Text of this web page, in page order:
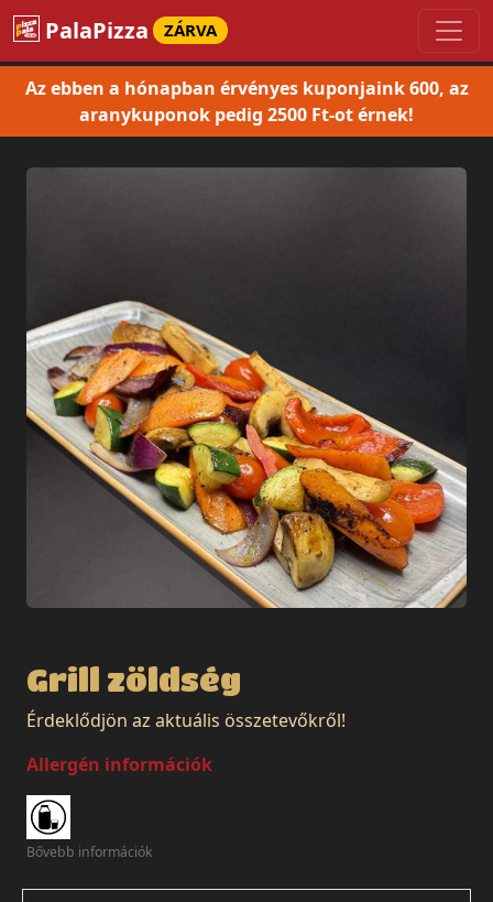
PalaPizza ZÁRVA
Az ebben a hónapban érvényes kuponjaink 600, az
aranykuponok pedig 2500 Ft-ot érnek!
Grill zöldség
Érdeklődjön az aktuális összetevőkről!
Allergén információk
Bővebb információk